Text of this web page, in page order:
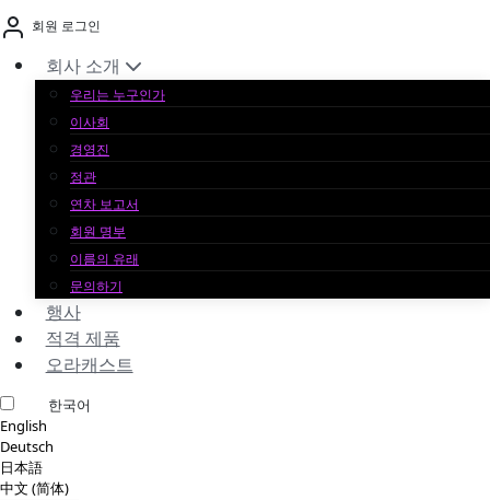
본
문
바
회원 로그인
회사 소개
우리는 누구인가
이사회
경영진
정관
연차 보고서
회원 명부
이름의 유래
문의하기
행사
적격 제품
오라캐스트
한국어
English
Deutsch
日本語
中文 (简体)